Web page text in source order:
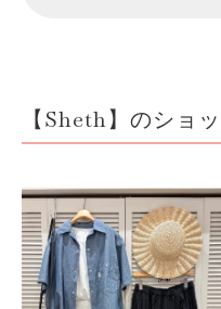
【Sheth】のショ